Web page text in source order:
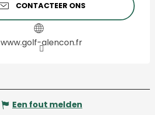
CONTACTEER ONS
www.golf-alencon.fr
Een fout melden